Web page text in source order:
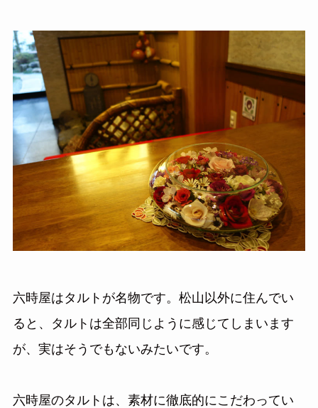
六時屋はタルトが名物です。松山以外に住んでい
ると、タルトは全部同じように感じてしまいます
が、実はそうでもないみたいです。
六時屋のタルトは、素材に徹底的にこだわってい